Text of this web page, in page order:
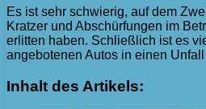
Es ist sehr schwierig, auf dem
Kratzer und Abschürfungen im
erlitten haben. Schließlich ist es
angebotenen Autos in einen
Inhalt des Artikels: